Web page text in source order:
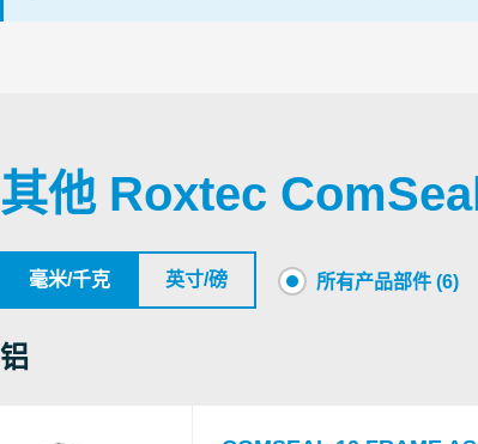
S1021987 COMSEAL FRAME COMSEAL 12
Underwriters
Laboratories
Inc.
UL/NEMA tightness
其他 Roxtec
毫米/千克 英寸/磅 所有产品部件 (6)
铝